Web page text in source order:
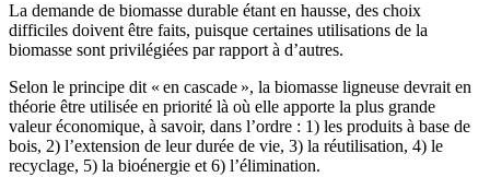
La demande de biomasse durable étant en hausse, des choix
difficiles doivent être faits, puisque certaines utilisations de la
biomasse sont privilégiées par rapport à d’autres.
Selon le principe dit « en cascade », la biomasse ligneuse devrait en
théorie être utilisée en priorité là où elle apporte la plus grande
valeur économique, à savoir, dans l’ordre : 1) les produits à base de
bois, 2) l’extension de leur durée de vie, 3) la réutilisation, 4) le
recyclage, 5) la bioénergie et 6) l’élimination.